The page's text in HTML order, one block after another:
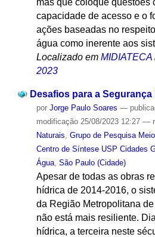
mas que coloque questões
capacidade de acesso e o
ações baseadas no
água como inerente aos
Localizado em MIDIATECA
2023
Desafios para a Segurança
por Jorge Paulo Soares —
modificação25/08/2023 12:27 —
Naturais Grupo de Pesquisa
Centro de Síntese USP Cidades
Água, São Paulo (Cidade)
Apesar de todas as obras
hídrica de 2014-2016, o
da Região Metropolitana
não está mais resiliente.
hídrica, a terceira neste